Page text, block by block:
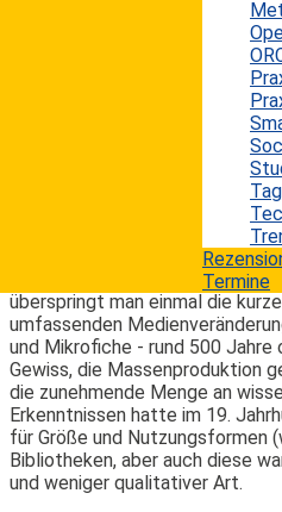
Termine
über Jahrtausende hinweg
Nach dem ersten
Wissenschaftskommunikation
Schriftlichkeit vor mehr als 2000
Herstellung, Vertrieb und
Erst der zweite
mit seiner Erfindung des
Lettern zur Mitte des 15.
zumindest bei der Produktion
Fortschritt, weit weniger
Bibliotheken. Auch danach blieb
überspringt man einmal die
umfassenden
und Mikrofiche - rund 500 Jahre
Gewiss, die Massenproduktion
die zunehmende Menge an
Erkenntnissen hatte im 19.
für Größe und Nutzungsformen
Bibliotheken, aber auch diese
und weniger qualitativer Art.